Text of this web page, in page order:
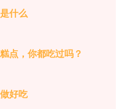
什么
点，你都吃过吗？
好吃